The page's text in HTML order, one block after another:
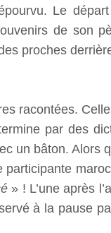
Le
de son
proches
racontées.
par des
un bâton.
» ! L’une après
à la pause